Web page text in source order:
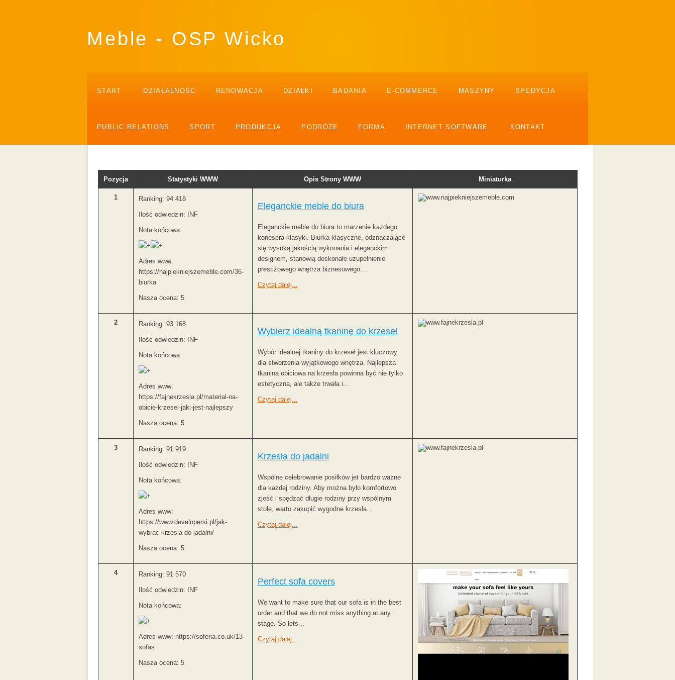
Meble - OSP Wicko
START DZIAŁALNOŚĆ RENOWACJA DZIAŁKI BADANIA E-COMMERCE MASZYNY SPEDYCJA
PUBLIC RELATIONS SPORT PRODUKCJA PODRÓŻE FORMA INTERNET SOFTWARE KONTAKT
Pozycja Statystyki WWW Opis Strony WWW Miniaturka
1 Ranking: 94 418
Ilość odwiedzin: INF
Nota końcowa:
Adres www:
https://najpiekniejszemeble.com/36-
biurka
Nasza ocena: 5
Eleganckie meble do biura
Eleganckie meble do biura to marzenie każdego
konesera klasyki. Biurka klasyczne, odznaczające
się wysoką jakością wykonania i eleganckim
designem, stanowią doskonałe uzupełnienie
prestiżowego wnętrza biznesowego....
Czytaj dalej...
2 Ranking: 93 168
Ilość odwiedzin: INF
Nota końcowa:
Adres www:
https://fajnekrzesla.pl/material-na-
obicie-krzesel-jaki-jest-najlepszy
Nasza ocena: 5
Wybierz idealną tkaninę do krzeseł
Wybór idealnej tkaniny do krzeseł jest kluczowy
dla stworzenia wyjątkowego wnętrza. Najlepsza
tkanina obiciowa na krzesła powinna być nie tylko
estetyczna, ale także trwała i...
Czytaj dalej...
3 Ranking: 91 919
Ilość odwiedzin: INF
Nota końcowa:
Adres www:
https://www.developersi.pl/jak-
wybrac-krzesla-do-jadalni/
Nasza ocena: 5
Krzesła do jadalni
Wspólne celebrowanie posiłków jet bardzo ważne
dla każdej rodziny. Aby można było komfortowo
zjeść i spędzać długie rodziny przy wspólnym
stole, warto zakupić wygodne krzesła...
Czytaj dalej...
4 Ranking: 91 570
Ilość odwiedzin: INF
Nota końcowa:
Adres www: https://soferia.co.uk/13-
sofas
Nasza ocena: 5
Perfect sofa covers
We want to make sure that our sofa is in the best
order and that we do not miss anything at any
stage. So lets...
Czytaj dalej...